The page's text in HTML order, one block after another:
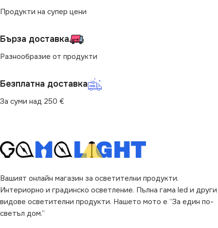
Продукти на супер цени
Бърза доставка
Разнообразие от продукти
Безплатна доставка
За суми над 250 €
Вашият онлайн магазин за осветителни продукти.
Интериорно и градинско осветление. Пълна гама led и други
видове осветителни продукти. Нашето мото е “За един по-
светъл дом.”